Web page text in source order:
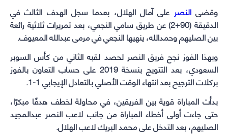
وقضىالنصر على آمال الهلال، بعدما سجل الهدف الثالث في
الدقيقة (90+2) عن طريق سامي النجعي، بعد تمريرات ثلاثية رائعة
بين الصليهم وحمدالله، ينهيها النجعي في مرمى عبدالله المعيوف.
وبهذا الفوز نجح فريق النصر لحصد لقبه الثاني من كأس السوبر
السعودي، بعد التتويج بنسخة 2019 على حساب التعاون بالفوز
بركلات الترجيح بعد انتهاء الوقت الأصلي بالتعادل الإيجابي 1-1.
بدأت المباراة قوية بين الفريقين، في محاولة لخطف هدفًا مبكرًا،
حتى جاءت أولى أخطاء المباراة من جانب لاعب النصر عبدالمجيد
الصليهم، بعد التدخل على محمد البريك لاعب الهلال.